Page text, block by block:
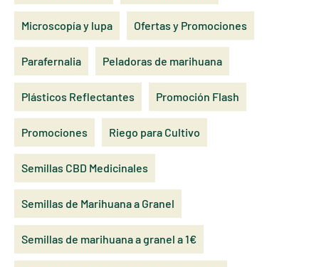
Microscopía y lupa Ofertas y Promociones
Parafernalia Peladoras de marihuana
Plásticos Reflectantes Promoción Flash
Promociones Riego para Cultivo
Semillas CBD Medicinales
Semillas de Marihuana a Granel
Semillas de marihuana a granel a 1€